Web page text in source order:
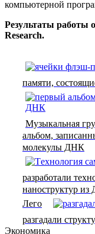
компьютерной
Результаты работы
Research.
памяти,
Музыкальная
альбом,
молекулы ДНК
разработали
наноструктур
Лего
разгадали
Экономика